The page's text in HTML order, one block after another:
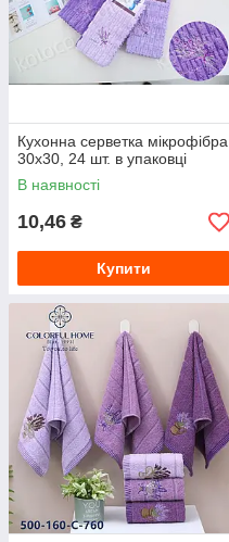
Кухонна серветка мікрофібра
30х30, 24 шт. в упаковці
В наявності
10,46 ₴
Купити